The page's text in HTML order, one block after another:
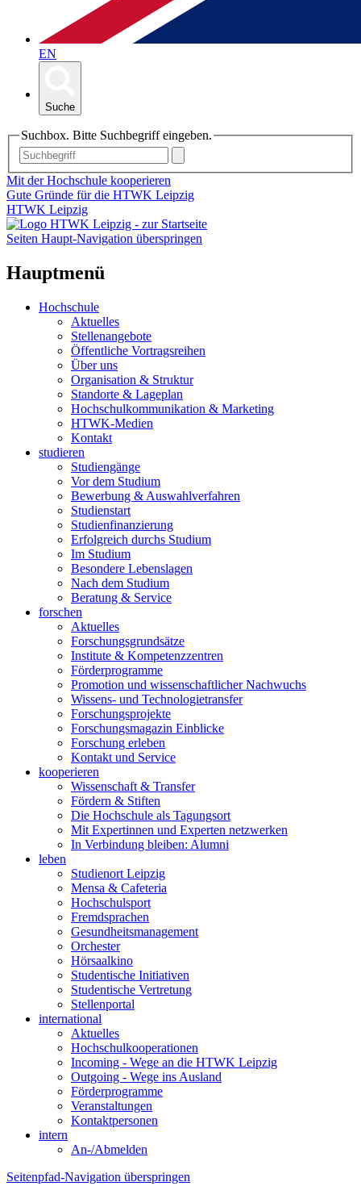
EN
Suche
Suchbox. Bitte Suchbegriff eingeben.
Mit der Hochschule kooperieren
Gute Gründe für die HTWK Leipzig
HTWK Leipzig
Seiten Haupt-Navigation überspringen
Hauptmenü
Hochschule
Aktuelles
Stellenangebote
Öffentliche Vortragsreihen
Über uns
Organisation & Struktur
Standorte & Lageplan
Hochschulkommunikation & Marketing
HTWK-Medien
Kontakt
studieren
Studiengänge
Vor dem Studium
Bewerbung & Auswahlverfahren
Studienstart
Studienfinanzierung
Erfolgreich durchs Studium
Im Studium
Besondere Lebenslagen
Nach dem Studium
Beratung & Service
forschen
Aktuelles
Forschungsgrundsätze
Institute & Kompetenzzentren
Förderprogramme
Promotion und wissenschaftlicher Nachwuchs
Wissens- und Technologietransfer
Forschungsprojekte
Forschungsmagazin Einblicke
Forschung erleben
Kontakt und Service
kooperieren
Wissenschaft & Transfer
Fördern & Stiften
Die Hochschule als Tagungsort
Mit Expertinnen und Experten netzwerken
In Verbindung bleiben: Alumni
leben
Studienort Leipzig
Mensa & Cafeteria
Hochschulsport
Fremdsprachen
Gesundheitsmanagement
Orchester
Hörsaalkino
Studentische Initiativen
Studentische Vertretung
Stellenportal
international
Aktuelles
Hochschulkooperationen
Incoming - Wege an die HTWK Leipzig
Outgoing - Wege ins Ausland
Förderprogramme
Veranstaltungen
Kontaktpersonen
intern
An-/Abmelden
Seitenpfad-Navigation überspringen